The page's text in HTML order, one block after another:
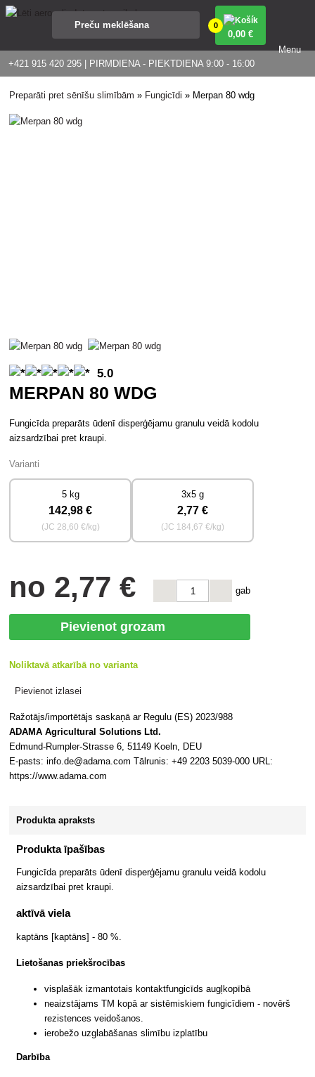
+421 915 420 295 | PIRMDIENA - PIEKTDIENA 9:00 - 16:00
0
0,00 €
Menu
Preparāti pret sēnīšu slimībām » Fungicīdi » Merpan 80 wdg
5.0
MERPAN 80 WDG
Fungicīda preparāts ūdenī disperģējamu granulu veidā kodolu
aizsardzībai pret kraupi.
Varianti
5 kg
142,98 €
(JC 28,60 €/kg)
3x5 g
2,77 €
(JC 184,67 €/kg)
no 2,77 € gab
Pievienot grozam
Noliktavā atkarībā no varianta
Pievienot izlasei
Ražotājs/importētājs saskaņā ar Regulu (ES) 2023/988
ADAMA Agricultural Solutions Ltd.
Edmund-Rumpler-Strasse 6, 51149 Koeln, DEU
E-pasts: info.de@adama.com Tālrunis: +49 2203 5039-000 URL:
https://www.adama.com
Produkta apraksts
Produkta īpašības
Fungicīda preparāts ūdenī disperģējamu granulu veidā kodolu
aizsardzībai pret kraupi.
aktīvā viela
kaptāns [kaptāns] - 80 %.
Lietošanas priekšrocības
visplašāk izmantotais kontaktfungicīds augļkopībā
neaizstājams TM kopā ar sistēmiskiem fungicīdiem - novērš
rezistences veidošanos.
ierobežo uzglabāšanas slimību izplatību
Darbība